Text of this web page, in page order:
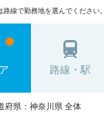
路線で勤務地を選んでください。
路線・駅
府県：神奈川県 全体